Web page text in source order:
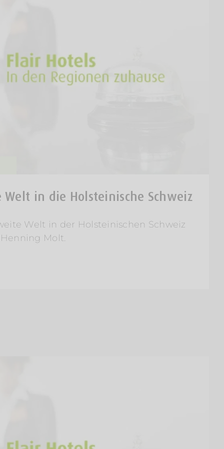
in die Holsteinische Schweiz
Welt in der Holsteinischen Schweiz
Molt.